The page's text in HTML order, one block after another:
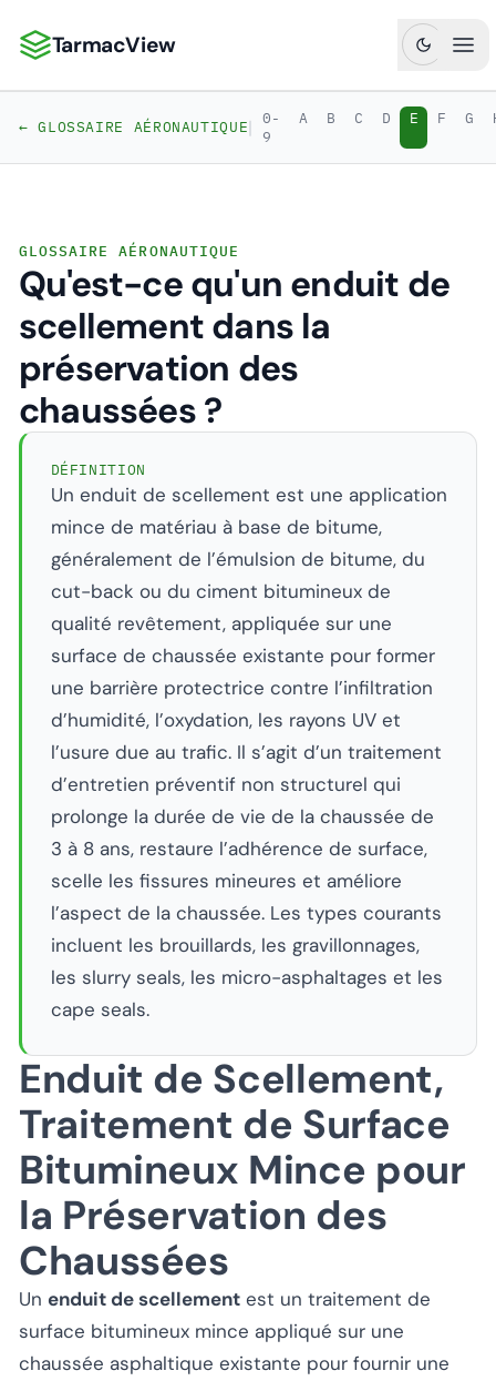
TarmacView : Analyses aéronautiques de précision
TarmacView
← GLOSSAIRE AÉRONAUTIQUE| 0-
9
A B C D E F G
GLOSSAIRE AÉRONAUTIQUE
Qu'est-ce qu'un enduit de
scellement dans la
préservation des
chaussées ?
DÉFINITION
Un enduit de scellement est une application
mince de matériau à base de bitume,
généralement de l’émulsion de bitume, du
cut-back ou du ciment bitumineux de
qualité revêtement, appliquée sur une
surface de chaussée existante pour former
une barrière protectrice contre l’infiltration
d’humidité, l’oxydation, les rayons UV et
l’usure due au trafic. Il s’agit d’un traitement
d’entretien préventif non structurel qui
prolonge la durée de vie de la chaussée de
3 à 8 ans, restaure l’adhérence de surface,
scelle les fissures mineures et améliore
l’aspect de la chaussée. Les types courants
incluent les brouillards, les gravillonnages,
les slurry seals, les micro-asphaltages et les
cape seals.
Enduit de Scellement,
Traitement de Surface
Bitumineux Mince pour
la Préservation des
Chaussées
Un enduit de scellement est un traitement de
surface bitumineux mince appliqué sur une
chaussée asphaltique existante pour fournir une